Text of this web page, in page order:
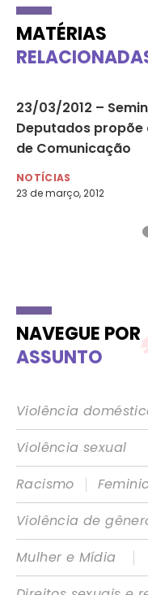
MATÉRIAS
23/03/2012 –
Deputados propõe
de Comunicação
NOTÍCIAS
23 de março, 2012
NAVEGUE POR
ASSUNTO
Violência
Violência sexual
Racismo
|
Violência de
Mulher e Mídia
|